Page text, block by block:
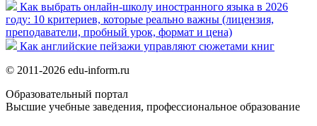
Как выбрать онлайн-школу иностранного языка в 2026
году: 10 критериев, которые реально важны (лицензия,
преподаватели, пробный урок, формат и цена)
Как английские пейзажи управляют сюжетами книг
© 2011-2026 edu-inform.ru
Образовательный портал
Высшие учебные заведения, профессиональное образование